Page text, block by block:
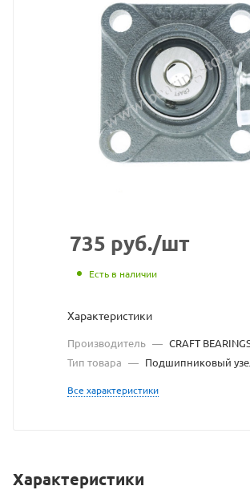
CRAFT
BEARINGS
взят
с
сайта
https://
по
https://
без
сайта
735 руб./шт
Есть в наличии
Характеристики
Производитель — CRAFT
Тип товара — Подшипниковый
Все характеристики
Характеристики